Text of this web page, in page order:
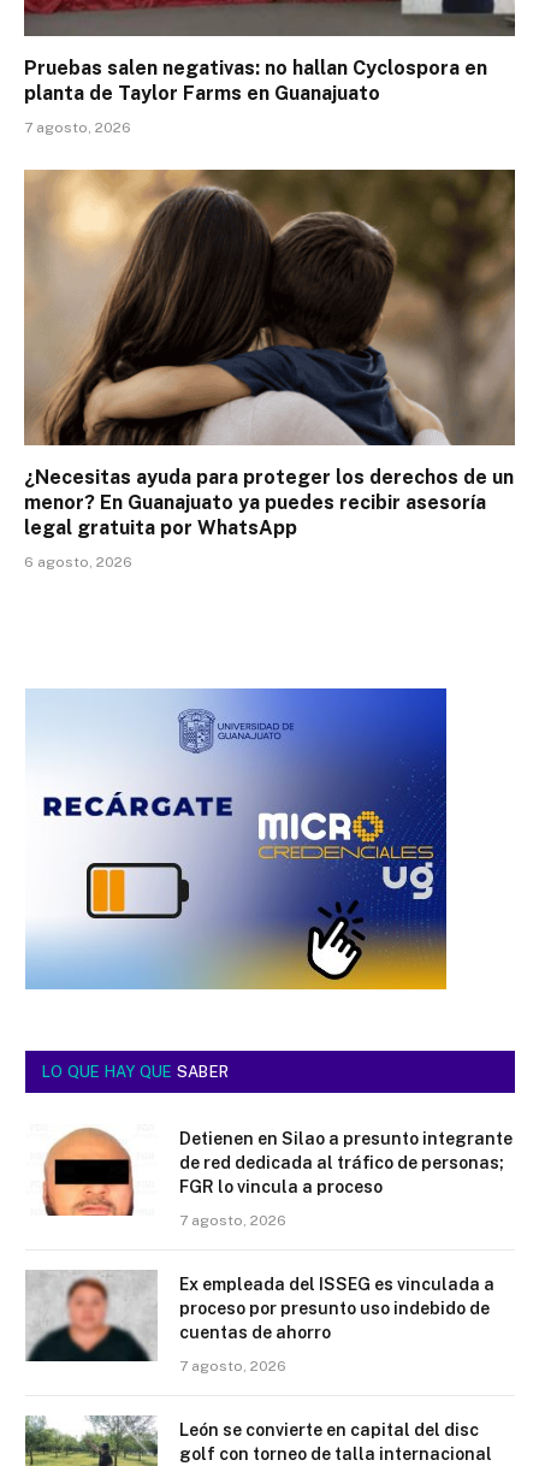
Pruebas salen negativas: no hallan Cyclospora en
planta de Taylor Farms en Guanajuato
7 agosto, 2026
¿Necesitas ayuda para proteger los derechos de un
menor? En Guanajuato ya puedes recibir asesoría
legal gratuita por WhatsApp
6 agosto, 2026
LO QUE HAY QUE SABER
Detienen en Silao a presunto integrante
de red dedicada al tráfico de personas;
FGR lo vincula a proceso
7 agosto, 2026
Ex empleada del ISSEG es vinculada a
proceso por presunto uso indebido de
cuentas de ahorro
7 agosto, 2026
León se convierte en capital del disc
golf con torneo de talla internacional